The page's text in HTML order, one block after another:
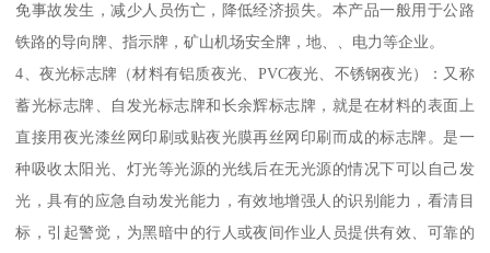
免事故发生，减少人员伤亡，降低经济损失。本产品一般用于公路
铁路的导向牌、指示牌，矿山机场安全牌，地、、电力等企业。
4、夜光标志牌（材料有铝质夜光、PVC夜光、不锈钢夜光）：又称
蓄光标志牌、自发光标志牌和长余辉标志牌，就是在材料的表面上
直接用夜光漆丝网印刷或贴夜光膜再丝网印刷而成的标志牌。是一
种吸收太阳光、灯光等光源的光线后在无光源的情况下可以自己发
光，具有的应急自动发光能力，有效地增强人的识别能力，看清目
标，引起警觉，为黑暗中的行人或夜间作业人员提供有效、可靠的